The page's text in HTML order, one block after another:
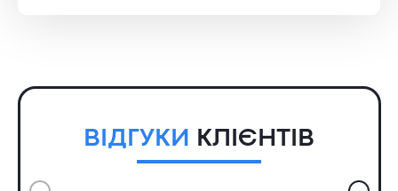
ВІДГУКИ КЛІЄНТІВ